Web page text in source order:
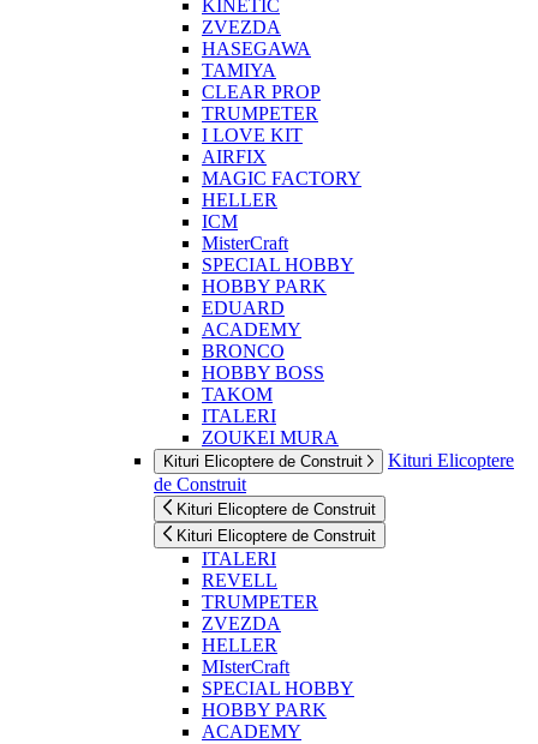
KINETIC
ZVEZDA
HASEGAWA
TAMIYA
CLEAR PROP
TRUMPETER
I LOVE KIT
AIRFIX
MAGIC FACTORY
HELLER
ICM
MisterCraft
SPECIAL HOBBY
HOBBY PARK
EDUARD
ACADEMY
BRONCO
HOBBY BOSS
TAKOM
ITALERI
ZOUKEI MURA
Kituri Elicoptere de Construit
Kituri Elicoptere
de Construit
Kituri Elicoptere de Construit
Kituri Elicoptere de Construit
ITALERI
REVELL
TRUMPETER
ZVEZDA
HELLER
MIsterCraft
SPECIAL HOBBY
HOBBY PARK
ACADEMY